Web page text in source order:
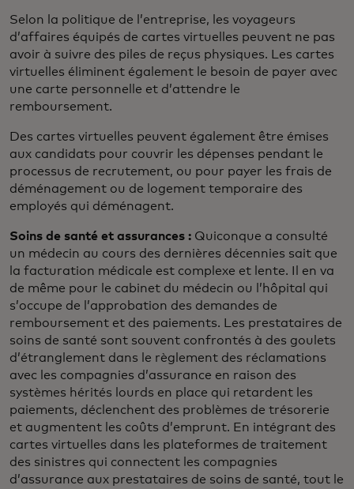
Selon la politique de l’entreprise, les voyageurs
d’affaires équipés de cartes virtuelles peuvent ne pas
avoir à suivre des piles de reçus physiques. Les cartes
virtuelles éliminent également le besoin de payer avec
une carte personnelle et d’attendre le
remboursement.
Des cartes virtuelles peuvent également être émises
aux candidats pour couvrir les dépenses pendant le
processus de recrutement, ou pour payer les frais de
déménagement ou de logement temporaire des
employés qui déménagent.
Soins de santé et assurances : Quiconque a consulté
un médecin au cours des dernières décennies sait que
la facturation médicale est complexe et lente. Il en va
de même pour le cabinet du médecin ou l’hôpital qui
s’occupe de l’approbation des demandes de
remboursement et des paiements. Les prestataires de
soins de santé sont souvent confrontés à des goulets
d’étranglement dans le règlement des réclamations
avec les compagnies d’assurance en raison des
systèmes hérités lourds en place qui retardent les
paiements, déclenchent des problèmes de trésorerie
et augmentent les coûts d’emprunt. En intégrant des
cartes virtuelles dans les plateformes de traitement
des sinistres qui connectent les compagnies
d’assurance aux prestataires de soins de santé, tout le